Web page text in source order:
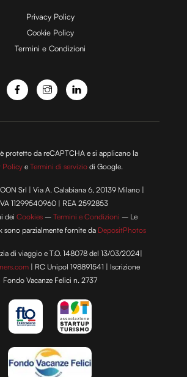
e
o
Privacy Policy
Cookie Policy
Termini e Condizioni
protetto da reCAPTCHA e si applicano la
Policy eTermini di servizio di Google.
Srl | Via A. Calabiana 6, 20139 Milano |
11299540960 | REA 2592853
deiCookies –Termini e Condizioni – Le
sono parzialmente fornite da DepositPhotos
di viaggio e T.O. 148078 del 13/03/2024|
| RC Unipol 198891541 | Iscrizione
Fondo Vacanze Felici n. 2737